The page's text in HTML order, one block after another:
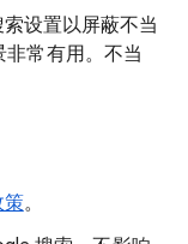
设置以屏蔽不当
常有用。不当
策。